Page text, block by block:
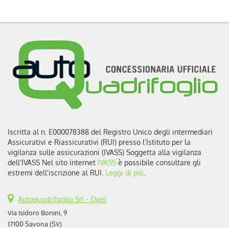
Iscritta al n. E000078388 del Registro Unico degli intermediari
Assicurativi e Riassicurativi (RUI) presso l’Istituto per la
vigilanza sulle assicurazioni (IVASS) Soggetta alla vigilanza
dell'IVASS Nel sito internet IVASS è possibile consultare gli
estremi dell'iscrizione al RUI. Leggi di più
Autoquadrifoglio Srl - Opel
Via Isidoro Bonini, 9
17100 Savona (SV)